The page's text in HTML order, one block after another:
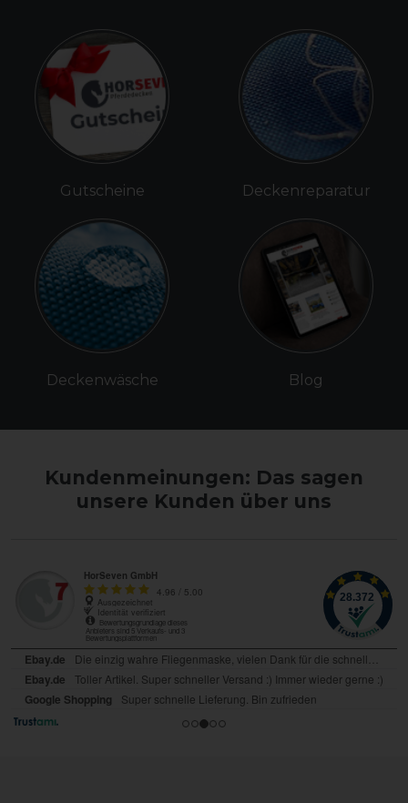
Gutscheine
Deckenwäsche
Deckenreparatur
Blog
Kundenmeinungen: Das sagen
unsere Kunden über uns